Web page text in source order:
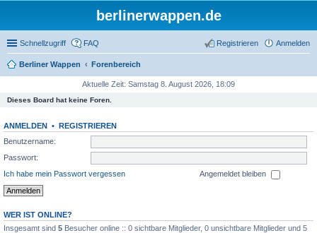
berlinerwappen.de
Schnellzugriff FAQ Anmelden
Registrieren
Berliner Wappen Forenbereich
Aktuelle Zeit: Samstag 8. August 2026, 18:09
Dieses Board hat keine Foren.
ANMELDEN • REGISTRIEREN
Benutzername:
Passwort:
Ich habe mein Passwort vergessen
Angemeldet bleiben
WER IST ONLINE?
Insgesamt sind 5 Besucher online :: 0 sichtbare Mitglieder, 0 unsichtbare Mitglieder und 5